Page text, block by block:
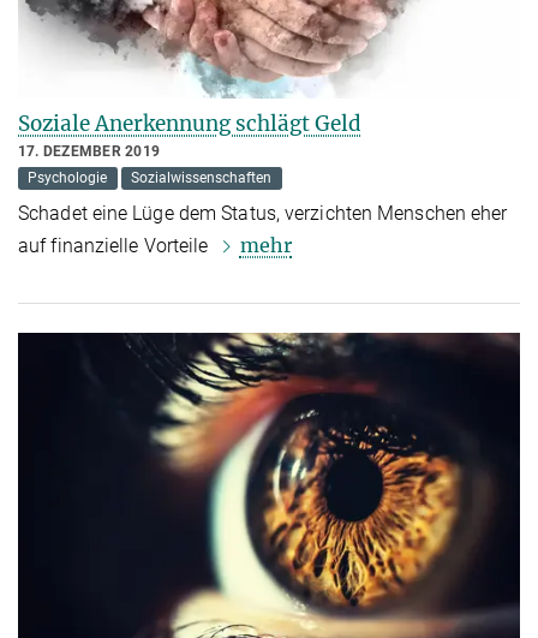
Soziale Anerkennung schlägt Geld
17. DEZEMBER 2019
Psychologie
Sozialwissenschaften
Schadet eine Lüge dem Status, verzichten Menschen eher
auf finanzielle Vorteile
mehr